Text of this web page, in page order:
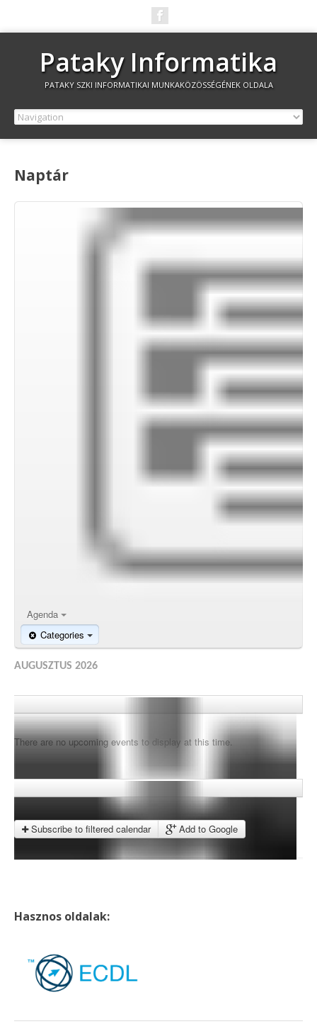
Pataky Informatika
PATAKY SZKI INFORMATIKAI MUNKAKÖZÖSSÉGÉNEK OLDALA
Naptár
Agenda
Categories
AUGUSZTUS 2026
There are no upcoming events to display at this time.
Subscribe to filtered calendar Add to Google
Hasznos oldalak: